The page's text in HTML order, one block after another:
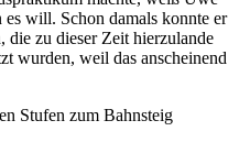
will. Schon damals konnte er
die zu dieser Zeit hierzulande
wurden, weil das anscheinend